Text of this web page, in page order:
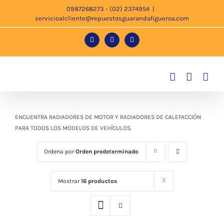
0987268273 - (02) 2374954 |
servicioalcliente@repuestosguarandafigueroa.com
FacebookInstagramTiktok
ENCUENTRA RADIADORES DE MOTOR Y RADIADORES DE CALEFACCIÓN
PARA TODOS LOS MODELOS DE VEHÍCULOS.
Ordena porOrden predeterminado
Mostrar16 productos